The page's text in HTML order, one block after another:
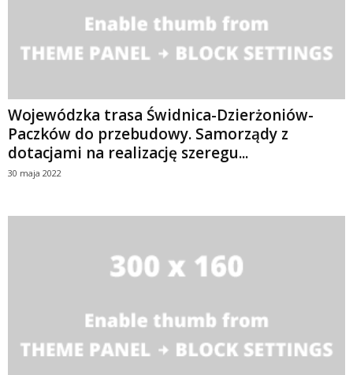
Wojewódzka trasa Świdnica-Dzierżoniów-
Paczków do przebudowy. Samorządy z
dotacjami na realizację szeregu...
30 maja 2022